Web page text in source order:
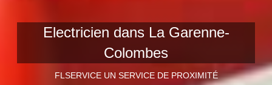
Electricien dans La Garenne-
Colombes
FLSERVICE UN SERVICE DE PROXIMITÉ